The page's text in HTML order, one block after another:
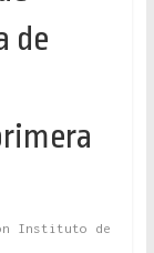
de
Instituto de